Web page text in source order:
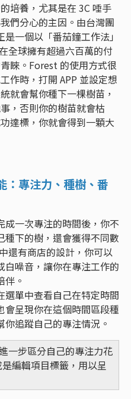
培養，尤其是在 3C 唾手
們分心的主因。由台灣團
是一個以「番茄鐘工作法」
全球擁有超過六百萬的付
睞。Forest 的使用方式很
作時，打開 APP 並設定想
就會幫你種下一棵樹苗，
，否則你的樹苗就會枯
達標，你就會得到一顆大
專注力、種樹、番
成一次專注的時間後，你不
種下的樹，還會獲得不同數
還有商店的設計，你可以
白噪音，讓你在專注工作的
伴。
選單中查看自己在特定時間
會呈現你在這個時間區段種
追蹤自己的專注情況。
一步區分自己的專注力花
編輯項目標籤，用以呈